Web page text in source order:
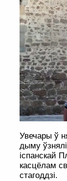
Увечары ў
дыму
іспанскай
касцёлам
стагоддзі.